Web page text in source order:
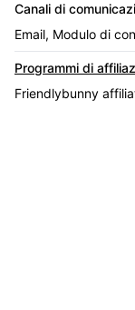
Canali di
Email, Modulo di
Programmi di
Friendlybunny